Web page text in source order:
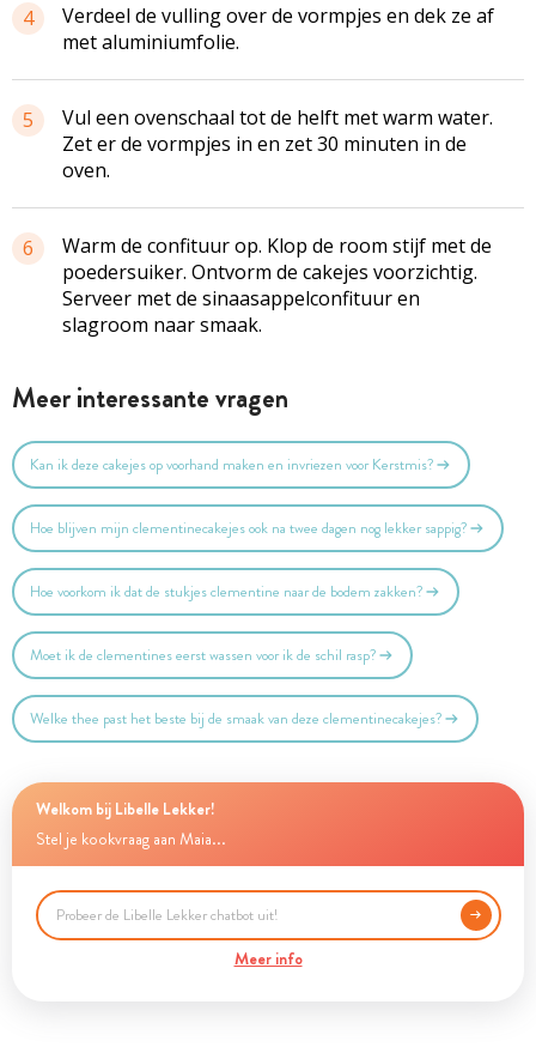
4
Verdeel de vulling over de vormpjes en dek ze af
met aluminiumfolie.
5
Vul een ovenschaal tot de helft met warm water.
Zet er de vormpjes in en zet 30 minuten in de
oven.
6
Warm de confituur op. Klop de room stijf met de
poedersuiker. Ontvorm de cakejes voorzichtig.
Serveer met de sinaasappelconfituur en
slagroom naar smaak.
Meer interessante vragen
Kan ik deze cakejes op voorhand maken en invriezen voor Kerstmis?
Hoe blijven mijn clementinecakejes ook na twee dagen nog lekker sappig?
Hoe voorkom ik dat de stukjes clementine naar de bodem zakken?
Moet ik de clementines eerst wassen voor ik de schil rasp?
Welke thee past het beste bij de smaak van deze clementinecakejes?
Welkom bij Libelle Lekker!
Stel je kookvraag aan Maia...
Meer info